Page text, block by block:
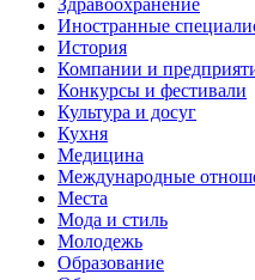
Здравоохранение
Иностранные
История
Компании и
Конкурсы и фестивали
Культура и досуг
Кухня
Медицина
Международные
Места
Мода и стиль
Молодежь
Образование